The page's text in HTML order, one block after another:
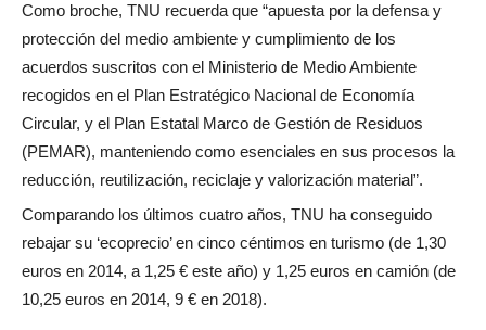
Como broche, TNU recuerda que “apuesta por la defensa y
protección del medio ambiente y cumplimiento de los
acuerdos suscritos con el Ministerio de Medio Ambiente
recogidos en el Plan Estratégico Nacional de Economía
Circular, y el Plan Estatal Marco de Gestión de Residuos
(PEMAR), manteniendo como esenciales en sus procesos la
reducción, reutilización, reciclaje y valorización material”.
Comparando los últimos cuatro años, TNU ha conseguido
rebajar su ‘ecoprecio’ en cinco céntimos en turismo (de 1,30
euros en 2014, a 1,25 € este año) y 1,25 euros en camión (de
10,25 euros en 2014, 9 € en 2018).